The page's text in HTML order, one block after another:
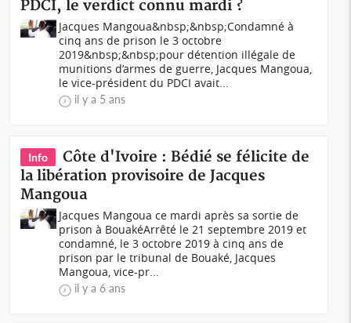
PDCI, le verdict connu mardi ?
Jacques Mangoua&nbsp;&nbsp;Condamné à
cinq ans de prison le 3 octobre
2019&nbsp;&nbsp;pour détention illégale de
munitions d’armes de guerre, Jacques Mangoua,
le vice-président du PDCI avait...
il y a 5 ans
Info
Côte d'Ivoire : Bédié se félicite de
la libération provisoire de Jacques
Mangoua
Jacques Mangoua ce mardi après sa sortie de
prison à BouakéArrêté le 21 septembre 2019 et
condamné, le 3 octobre 2019 à cinq ans de
prison par le tribunal de Bouaké, Jacques
Mangoua, vice-pr...
il y a 6 ans